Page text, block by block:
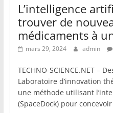
L’intelligence
trouver de
médicaments à
mars 29, 2024 admin
TECHNO-SCIENCE.NET –
Laboratoire d’innovation
une méthode utilisant
(SpaceDock) pour